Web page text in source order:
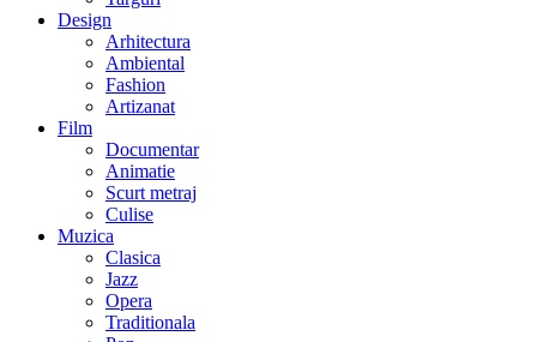
Design
Arhitectura
Ambiental
Fashion
Artizanat
Film
Documentar
Animatie
Scurt metraj
Culise
Muzica
Clasica
Jazz
Opera
Traditionala